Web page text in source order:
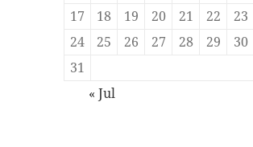
17
18 19 20 21 22
23
24
25 26 27 28 29
30
31
« Jul